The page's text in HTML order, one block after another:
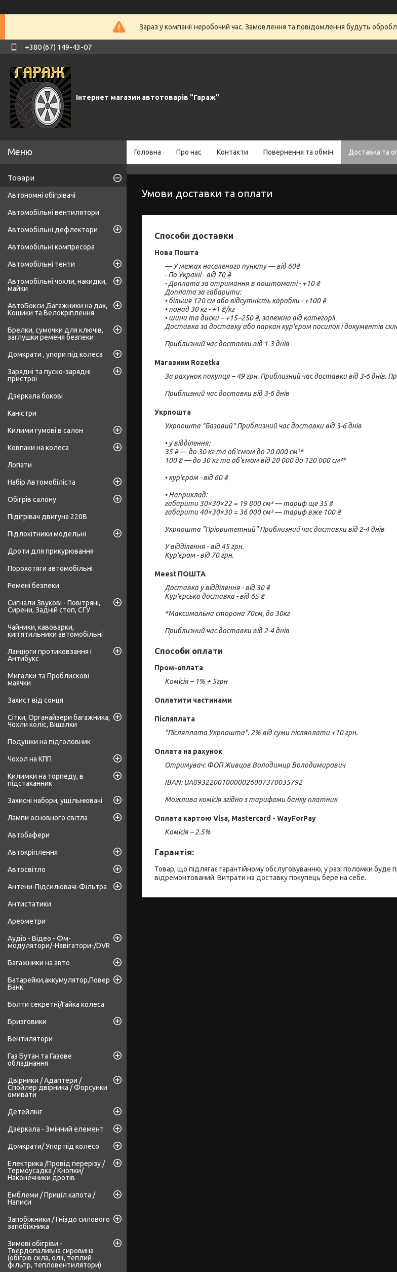
Зараз у компанії неробочий час. Замовлення та повідомлення будуть
+380 (67) 149-43-07
Інтернет магазин автотоварів "Гараж"
Головна Про нас Контакти Повернення та обмін Доставка та
Умови доставки та оплати
Способи доставки
Нова Пошта
— У межах населеного пункту — від 60₴
- По Україні - від 70 ₴
- Доплата за отримання в поштоматі - +10 ₴
Доплата за габарити:
• більше 120 см або відсутність коробки - +100 ₴
• понад 30 кг - +1 ₴/кг
• шини та диски – +15–250 ₴, залежно від категорії
Доставка за доставку або паркан кур'єром посилок і документів
Приблизний час доставки від 1-3 днів
Магазини Rozetka
За рахунок покупця – 49 грн. Приблизний час доставки від 3-6
Приблизний час доставки від 3-6 днів
Укрпошта
Укрпошта "Базовий" Приблизний час доставки від 3-6 днів
• у відділення:
35 ₴ — до 30 кг та об'ємом до 20 000 см³*
100 ₴ — до 30 кг та об'ємом від 20 000 до 120 000 см³*
• кур'єром - від 60 ₴
• Наприклад:
габарити 30×30×22 = 19 800 см³ — тариф ще 35 ₴
габарити 40×30×30 = 36 000 см³ — тариф вже 100 ₴
Укрпошта "Пріоритетний" Приблизний час доставки від 2-4 днів
У відділення - від 45 грн.
Кур’єром - від 70 грн.
Meest ПОШТА
Доставка у відділення - від 30 ₴
Кур'єрська доставка - від 65 ₴
*Максимальна сторона 70см, до 30кг
Приблизний час доставки від 2-4 днів
Способи оплати
Пром-оплата
Комісія – 1% + 5грн
Оплатити частинами
Післяплата
"Післяплата Укрпошта". 2% від суми післяплати +10 грн.
Оплата на рахунок
Отримувач: ФОП Живцов Володимир Володимирович
IBAN: UA893220010000026007370035792
Можлива комісія згідно з тарифами банку платник
Оплата картою Visa, Mastercard - WayForPay
Комісія – 2.5%
Гарантія:
Товар, що підлягає гарантійному обслуговуванню, у разі поломки буде
відремонтований. Витрати на доставку покупець бере на себе.
Товари
Автономні обігрівачі
Автомобільні вентилятори
Автомобільні дефлектори
Автомобільні компресора
Автомобільні тенти
Автомобільні чохли, накидки,
майки
АвтоБокси ,Багажники на дах,
Кошики та Велокріплення
Брелки, сумочки для ключів,
заглушки ременя безпеки
Домкрати , упори під колеса
Зарядні та пуско-зарядні
пристрої
Дзеркала бокові
Каністри
Килими гумові в салон
Ковпаки на колеса
Лопати
Набір Автомобіліста
Обігрів салону
Підігрівач двигуна 220В
Підлокітники модельні
Дроти для прикурювання
Порохотяги автомобільні
Ремені безпеки
Сигнали Звукові - Повітряні,
Сирени, Задній стоп, СГУ
Чайники, кавоварки,
кип'ятильники автомобільні
Ланцюги протиковзання і
Антибукс
Мигалки та Проблискові
маячки
Захист від сонця
Сітки, Органайзери багажника,
Чохли коліс, Вішалки
Подушки на підголовник
Чохол на КПП
Килимки на торпеду, в
підстаканник
Захисні набори, ущільнювачі
Лампи основного світла
Автобафери
Автокріплення
Автосвітло
Антени-Підсилювачі-Фільтра
Антистатики
Ареометри
Аудіо - Відео - Фм-
модулятори/-Навігатори-/DVR
Багажники на авто
Батарейки,аккумулятор,Повер
Банк
Болти секретні/Гайка колеса
Бризговики
Вентилятори
Газ Бутан та Газове
обладнання
Двірники / Адаптери /
Спойлер двірника / Форсунки
омивати
Детейлінг
Дзеркала - Змінний елемент
Домкрати/ Упор під колесо
Електрика /Провід перерізу /
Термоусадка / Кнопки/
Наконечники дротів
Емблеми / Приціл капота /
Написи
Запобіжники / Гніздо силового
запобіжника
Зимові обігріви -
Твердопаливна сировина
(обігрів скла, олії, теплий
фільтр, тепловентилятори)